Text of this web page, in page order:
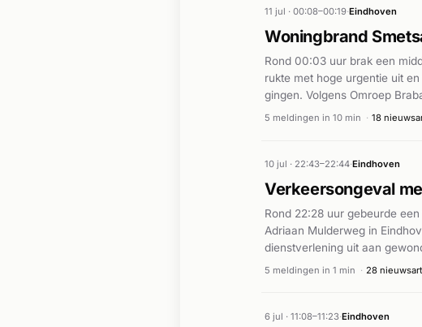
11 jul · 00:08–00:19·Eindhoven
Woningbrand
Rond 00:03 uur brak een
rukte met hoge urgentie uit
gingen. Volgens Omroep
incident was een felle
5 meldingen in 10 min · 18
10 jul · 22:43–22:44·Eindhoven
Verkeersongeval
Rond 22:28 uur gebeurde
Adriaan Mulderweg in
dienstverlening uit aan
Marinus van Meelweg. Het is
5 meldingen in 1 min · 28
6 jul · 11:08–11:23·Eindhoven